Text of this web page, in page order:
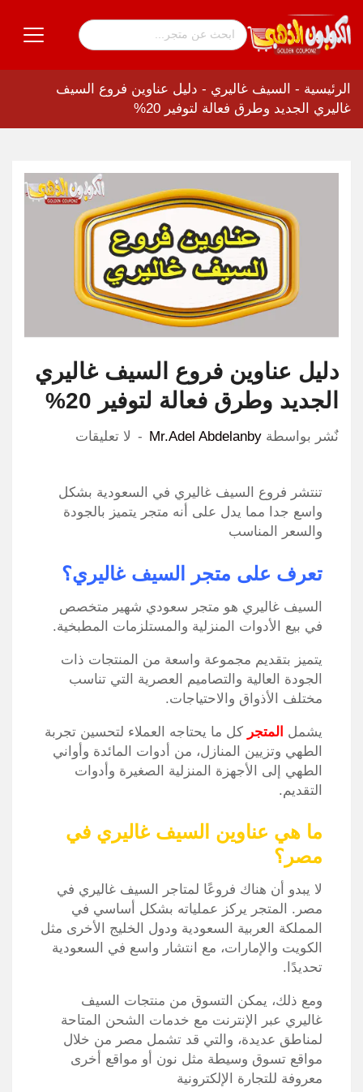
الرئيسية - السيف غاليري - دليل عناوين فروع السيف
غاليري الجديد وطرق فعالة لتوفير 20%
دليل عناوين فروع السيف غاليري
الجديد وطرق فعالة لتوفير 20%
نٌشر بواسطة Mr.Adel Abdelanby لا تعليقات
تنتشر فروع السيف غاليري في السعودية بشكل
واسع جدا مما يدل على أنه متجر يتميز بالجودة
والسعر المناسب
تعرف على متجر السيف غاليري؟
السيف غاليري هو متجر سعودي شهير متخصص
في بيع الأدوات المنزلية والمستلزمات المطبخية.
يتميز بتقديم مجموعة واسعة من المنتجات ذات
الجودة العالية والتصاميم العصرية التي تناسب
مختلف الأذواق والاحتياجات.
يشمل المتجر كل ما يحتاجه العملاء لتحسين تجربة
الطهي وتزيين المنازل، من أدوات المائدة وأواني
الطهي إلى الأجهزة المنزلية الصغيرة وأدوات
التقديم.
ما هي عناوين السيف غاليري في
مصر؟
لا يبدو أن هناك فروعًا لمتاجر السيف غاليري في
مصر. المتجر يركز عملياته بشكل أساسي في
المملكة العربية السعودية ودول الخليج الأخرى مثل
الكويت والإمارات، مع انتشار واسع في السعودية
تحديدًا.
ومع ذلك، يمكن التسوق من منتجات السيف
غاليري عبر الإنترنت مع خدمات الشحن المتاحة
لمناطق عديدة، والتي قد تشمل مصر من خلال
مواقع تسوق وسيطة مثل نون أو مواقع أخرى
معروفة للتجارة الإلكترونية​